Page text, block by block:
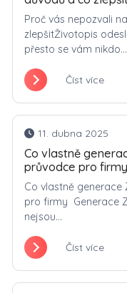
Proč vás nepozvali
zlepšitŽivotopis
přesto se vám nikdo...
Číst více
11. dubna 2025
Co vlastně
průvodce pro firmy
Co vlastně
pro firmy Generace
nejsou...
Číst více